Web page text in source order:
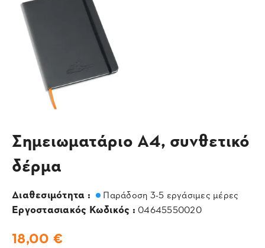
Σημειωματάριο Α4, συνθετικό
δέρμα
Διαθεσιμότητα : Παράδοση 3-5 εργάσιμες μέρες
Εργοστασιακός Κωδικός : 04645550020
18,00 €